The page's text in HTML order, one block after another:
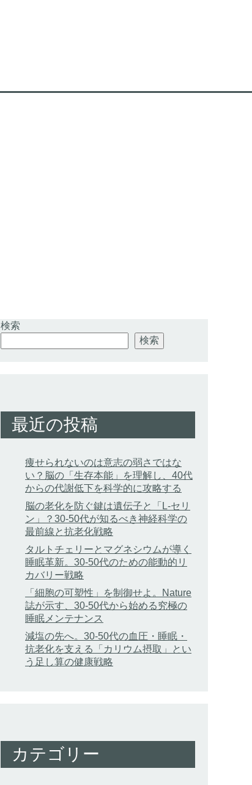
検索
検索
最近の投稿
痩せられないのは意志の弱さではな
い？脳の「生存本能」を理解し、40代
からの代謝低下を科学的に攻略する
脳の老化を防ぐ鍵は遺伝子と「L-セリ
ン」？30-50代が知るべき神経科学の
最前線と抗老化戦略
タルトチェリーとマグネシウムが導く
睡眠革新。30-50代のための能動的リ
カバリー戦略
「細胞の可塑性」を制御せよ。Nature
誌が示す、30-50代から始める究極の
睡眠メンテナンス
減塩の先へ。30-50代の血圧・睡眠・
抗老化を支える「カリウム摂取」とい
う足し算の健康戦略
カテゴリー